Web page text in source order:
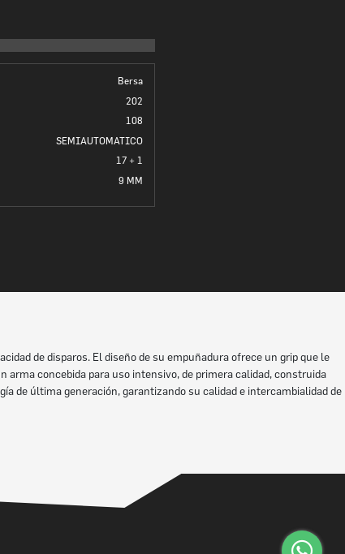
Bersa
202
108
SEMIAUTOMATICO
17 + 1
9 MM
de disparos. El diseño de su empuñadura ofrece un grip que le
concebida para uso intensivo, de primera calidad, construida
de última generación, garantizando su calidad e intercambialidad de